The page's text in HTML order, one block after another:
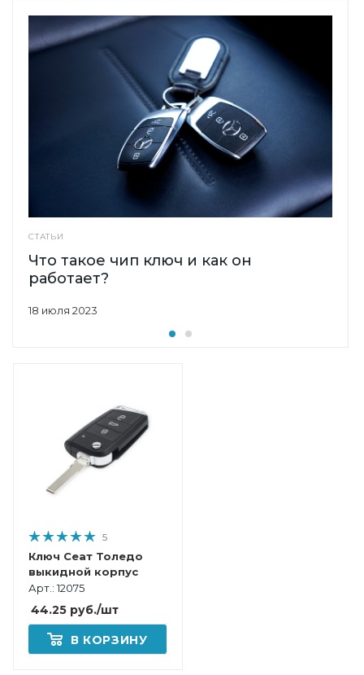
СТАТЬИ
18 июля 2023
Что такое чип ключ и как он
работает?
5
Ключ Сеат Толедо
выкидной корпус
Арт.: 12075
44.25 руб./шт
В КОРЗИНУ